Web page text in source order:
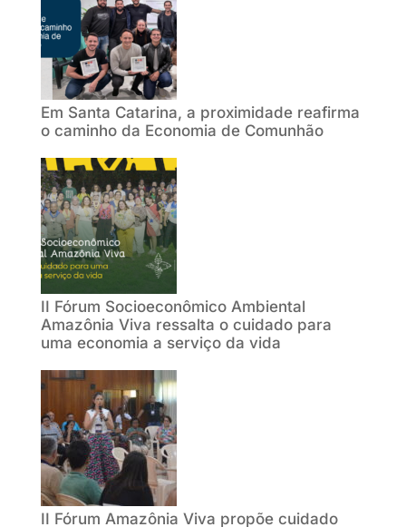
Em Santa Catarina, a proximidade reafirma
o caminho da Economia de Comunhão
II Fórum Socioeconômico Ambiental
Amazônia Viva ressalta o cuidado para
uma economia a serviço da vida
II Fórum Amazônia Viva propõe cuidado